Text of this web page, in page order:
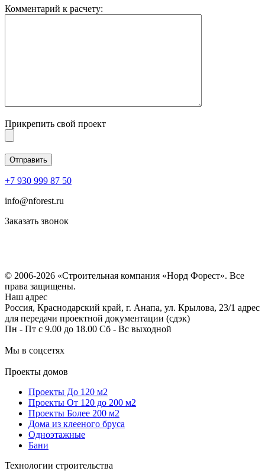
Комментарий к расчету:
Прикрепить свой проект
+7 930 999 87 50
info@nforest.ru
Заказать звонок
© 2006-2026 «Строительная компания «Норд Форест». Все
права защищены.
Наш адрес
Россия, Краснодарский край, г. Анапа, ул. Крылова, 23/1 адрес
для передачи проектной документации (сдэк)
Пн - Пт с 9.00 до 18.00 Сб - Вс выходной
Мы в соцсетях
Проекты домов
Проекты До 120 м2
Проекты От 120 до 200 м2
Проекты Более 200 м2
Дома из клееного бруса
Одноэтажные
Бани
Технологии строительства